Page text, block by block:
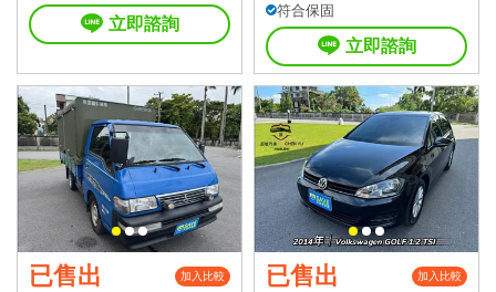
立即諮詢
符合保固
立即諮詢
已售出 加入比較 已售出 加入比較